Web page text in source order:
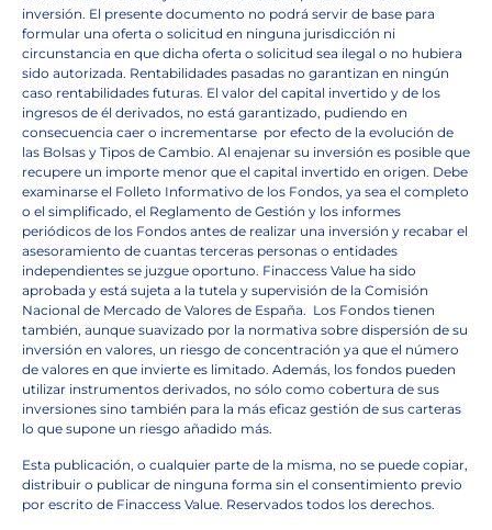
inversión. El presente documento no podrá servir de base para
formular una oferta o solicitud en ninguna jurisdicción ni
circunstancia en que dicha oferta o solicitud sea ilegal o no hubiera
sido autorizada. Rentabilidades pasadas no garantizan en ningún
caso rentabilidades futuras. El valor del capital invertido y de los
ingresos de él derivados, no está garantizado, pudiendo en
consecuencia caer o incrementarse por efecto de la evolución de
las Bolsas y Tipos de Cambio. Al enajenar su inversión es posible que
recupere un importe menor que el capital invertido en origen. Debe
examinarse el Folleto Informativo de los Fondos, ya sea el completo
o el simplificado, el Reglamento de Gestión y los informes
periódicos de los Fondos antes de realizar una inversión y recabar el
asesoramiento de cuantas terceras personas o entidades
independientes se juzgue oportuno. Finaccess Value ha sido
aprobada y está sujeta a la tutela y supervisión de la Comisión
Nacional de Mercado de Valores de España. Los Fondos tienen
también, aunque suavizado por la normativa sobre dispersión de su
inversión en valores, un riesgo de concentración ya que el número
de valores en que invierte es limitado. Además, los fondos pueden
utilizar instrumentos derivados, no sólo como cobertura de sus
inversiones sino también para la más eficaz gestión de sus carteras
lo que supone un riesgo añadido más.
Esta publicación, o cualquier parte de la misma, no se puede copiar,
distribuir o publicar de ninguna forma sin el consentimiento previo
por escrito de Finaccess Value. Reservados todos los derechos.